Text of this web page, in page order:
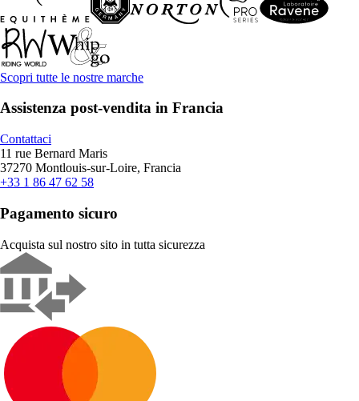
Scopri tutte le nostre marche
Assistenza post-vendita in Francia
Contattaci
11 rue Bernard Maris
37270 Montlouis-sur-Loire, Francia
+33 1 86 47 62 58
Pagamento sicuro
Acquista sul nostro sito in tutta sicurezza